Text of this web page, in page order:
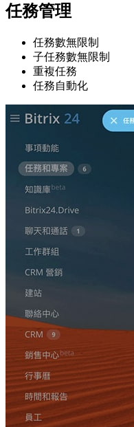
任務管理
任務數無限制
子任務數無限制
重複任務
任務自動化